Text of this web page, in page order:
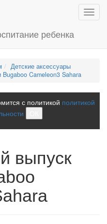
Детские аксессуары
Cameleon3 Sahara
с политикой политикой
выпуск